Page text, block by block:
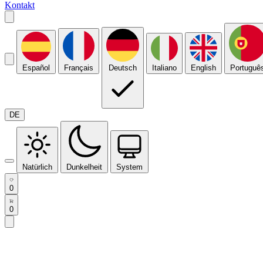
Kontakt
Español Français Deutsch Italiano English
DE
Natürlich Dunkelheit System
0
0